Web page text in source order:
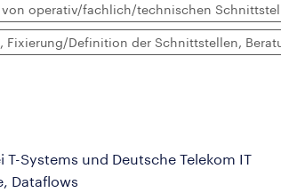
von operativ/fachlich/technischen
Definition der Schnittstellen,
Systems und Deutsche Telekom IT
Dataflows